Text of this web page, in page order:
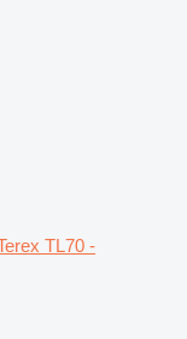
TL70 -